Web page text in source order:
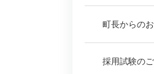
町長からの
採用試験の